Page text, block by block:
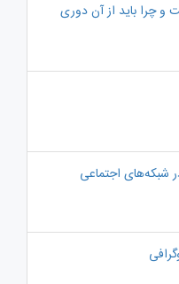
و چرا باید از آن دوری
شبکه‌های اجتماعی